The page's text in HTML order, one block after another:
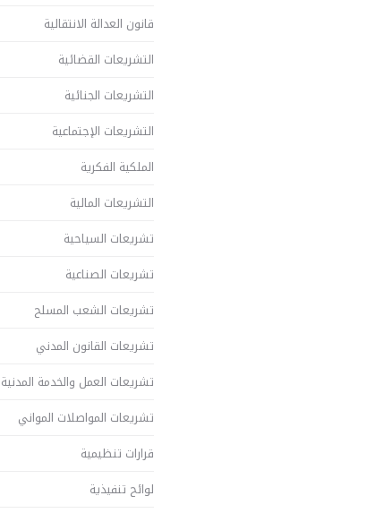
قانون العدالة الانتقالية
التشريعات القضائية
التشريعات الجنائية
التشريعات الإجتماعية
الملكية الفكرية
التشريعات المالية
تشريعات السياحية
تشريعات الصناعية
تشريعات الشعب المسلح
تشريعات القانون المدني
تشريعات العمل والخدمة المدنية
تشريعات المواصلات المواني
قرارات تنظيمية
لوائح تنفيذية